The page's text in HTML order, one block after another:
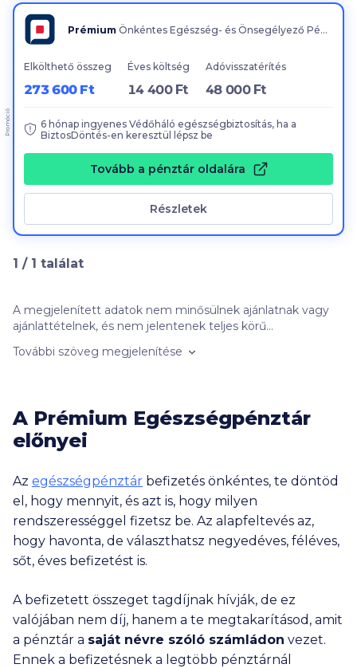
Prémium Önkéntes Egészség- és Önsegélyező Pénztár
Elkölthető összeg
273 600 Ft
Éves költség
14 400 Ft
Adóvisszatérítés
48 000 Ft
6 hónap ingyenes Védőháló egészségbiztosítás, ha a
BiztosDöntés-en keresztül lépsz be
Tovább a pénztár oldalára
Részletek
Promóció
1 / 1 találat
A megjelenített adatok nem minősülnek ajánlatnak vagy
ajánlattételnek, és nem jelentenek teljes körű
szerződéskötési kötelezettséget nem jelentenek. Felhívjuk
gyakorisága, illetve promóciós szerződés. Az éves
költségek számítása az egészségpénztárak
szabályzataiban aktuálisan szereplő levonásra és
amelyet az egészségpénztárak módosíthatnak. A
kiválasztott egészségpénztár által kínált feltételek
eltérhetnek a fent megadott adatoktól, amelyek
vonatkozásában a felelősségünket kizárjuk. További
részletek az Ügyfél-tájékoztatónkban (ITT), valamint az
egészségpénztárak honlapján vagy azok ügyfélszolgálatán
Nem találtad meg, amit kerestél? Nézd meg a gyakran
ismételt kérdéseket is!
További szöveg megjelenítése
A Prémium Egészségpénztár
előnyei
Az egészségpénztár befizetés önkéntes, te döntöd
el, hogy mennyit, és azt is, hogy milyen
rendszerességgel fizetsz be. Az alapfeltevés az,
hogy havonta, de választhatsz negyedéves, féléves,
sőt, éves befizetést is.
A befizetett összeget tagdíjnak hívják, de ez
valójában nem díj, hanem a te megtakarításod, amit
a pénztár a saját névre szóló számládon vezet.
Ennek a befizetésnek a legtöbb pénztárnál